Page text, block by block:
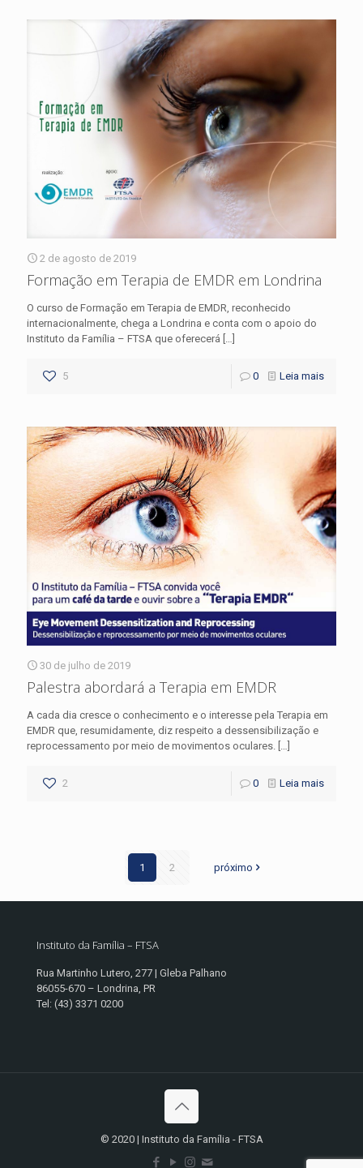
2 de agosto de 2019
Formação em Terapia de EMDR em Londrina
O curso de Formação em Terapia de EMDR, reconhecido
internacionalmente, chega a Londrina e conta com o apoio do
Instituto da Família – FTSA que oferecerá […]
5 0 Leia mais
30 de julho de 2019
Palestra abordará a Terapia em EMDR
A cada dia cresce o conhecimento e o interesse pela Terapia em
EMDR que, resumidamente, diz respeito a dessensibilização e
reprocessamento por meio de movimentos oculares. […]
2 0 Leia mais
1 2 próximo
Instituto da Família – FTSA
Rua Martinho Lutero, 277 | Gleba Palhano
86055-670 – Londrina, PR
Tel: (43) 3371 0200
© 2020 | Instituto da Família - FTSA